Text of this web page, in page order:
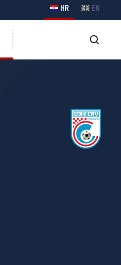
HR EN